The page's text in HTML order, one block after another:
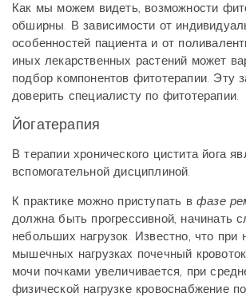
Как мы можем видеть, возможности
обширны. В зависимости от
особенностей пациента и от
иных лекарственных растений может
подбор компонентов фитотерапии. Эту
доверить специалисту по фитотерапии.
Йогатерапия
В терапии хронического цистита йога
вспомогательной дисциплиной.
К практике можно приступать в фазе
должна быть прогрессивной, начинать
небольших нагрузок. Известно, что при
мышечных нагрузках почечный
мочи почками увеличивается, при
физической нагрузке кровоснабжение